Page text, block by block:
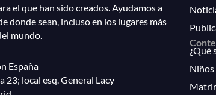
el que han sido creados. Ayudamos a
donde sean, incluso en los lugares más
mundo.
España
23; local esq. General Lacy
¿Qué
Niños